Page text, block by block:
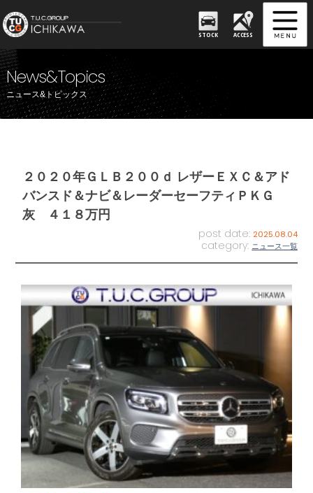
STOCK ACCESS
News&Topics
ニュース&トピックス
２０２０年ＧＬＢ２００ｄ レザーＥＸＣ＆アド
バンスド＆ナビ＆レーダーセーフティＰＫＧ
灰 ４１８万円
post date: 2025.08.04
category: ニュース一覧